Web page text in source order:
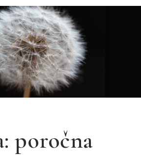
poročna